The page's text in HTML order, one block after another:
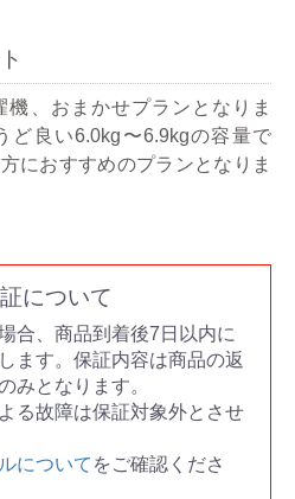
、おまかせプランとなりま
ど良い6.0kg〜6.9kgの容量で
におすすめのプランとなりま
について
合、商品到着後7日以内に
ます。保証内容は商品の返
みとなります。
る故障は保証対象外とさせ
について をご確認くださ